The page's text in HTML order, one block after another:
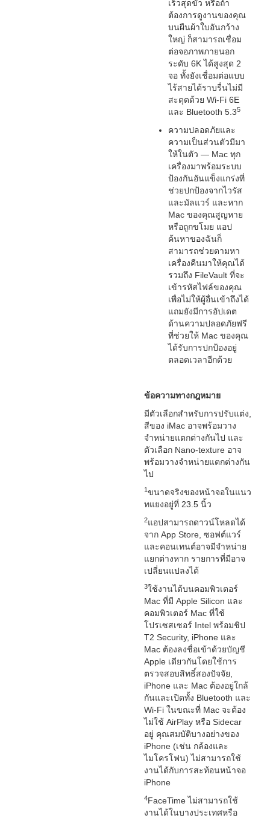
เร็วสุดขั้ว หรือถ้า
ต้องการดูงานของคุณ
บนผืนผ้าใบอันกว้าง
ใหญ่ ก็สามารถเชื่อม
ต่อจอภาพภายนอก
ระดับ 6K ได้สูงสุด 2
จอ ทั้งยังเชื่อมต่อแบบ
ไร้สายได้ราบรื่นไม่มี
สะดุดด้วย Wi-Fi 6E
และ Bluetooth 5.35
ความปลอดภัยและ
ความเป็นส่วนตัวมีมา
ให้ในตัว — Mac ทุก
เครื่องมาพร้อมระบบ
ป้องกันอันแข็งแกร่งที่
ช่วยปกป้องจากไวรัส
และมัลแวร์ และหาก
Mac ของคุณสูญหาย
หรือถูกขโมย แอป
ค้นหาของฉันก็
สามารถช่วยตามหา
เครื่องคืนมาให้คุณได้
รวมถึง FileVault ที่จะ
เข้ารหัสไฟล์ของคุณ
เพื่อไม่ให้ผู้อื่นเข้าถึงได้
แถมยังมีการอัปเดต
ด้านความปลอดภัยฟรี
ที่ช่วยให้ Mac ของคุณ
ได้รับการปกป้องอยู่
ตลอดเวลาอีกด้วย
ข้อความทางกฎหมาย
มีตัวเลือกสำหรับการปรับแต่ง,
สีของ iMac อาจพร้อมวาง
จำหน่ายแตกต่างกันไป และ
ตัวเลือก Nano-texture อาจ
พร้อมวางจำหน่ายแตกต่างกัน
ไป
1ขนาดจริงของหน้าจอในแนว
ทแยงอยู่ที่ 23.5 นิ้ว
2แอปสามารถดาวน์โหลดได้
จาก App Store, ซอฟต์แวร์
และคอนเทนต์อาจมีจำหน่าย
แยกต่างหาก รายการที่มีอาจ
เปลี่ยนแปลงได้
3ใช้งานได้บนคอมพิวเตอร์
Mac ที่มี Apple Silicon และ
คอมพิวเตอร์ Mac ที่ใช้
โปรเซสเซอร์ Intel พร้อมชิป
T2 Security, iPhone และ
Mac ต้องลงชื่อเข้าด้วยบัญชี
Apple เดียวกันโดยใช้การ
ตรวจสอบสิทธิ์สองปัจจัย,
iPhone และ Mac ต้องอยู่ใกล้
กันและเปิดทั้ง Bluetooth และ
Wi-Fi ในขณะที่ Mac จะต้อง
ไม่ใช้ AirPlay หรือ Sidecar
อยู่ คุณสมบัติบางอย่างของ
iPhone (เช่น กล้องและ
ไมโครโฟน) ไม่สามารถใช้
งานได้กับการสะท้อนหน้าจอ
iPhone
4FaceTime ไม่สามารถใช้
งานได้ในบางประเทศหรือ